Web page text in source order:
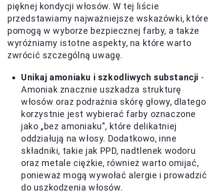
pięknej kondycji włosów. W tej liście
przedstawiamy najważniejsze wskazówki, które
pomogą w wyborze bezpiecznej farby, a także
wyróżniamy istotne aspekty, na które warto
zwrócić szczególną uwagę.
Unikaj amoniaku i szkodliwych substancji -
Amoniak znacznie uszkadza strukturę
włosów oraz podrażnia skórę głowy, dlatego
korzystnie jest wybierać farby oznaczone
jako „bez amoniaku”, które delikatniej
oddziałują na włosy. Dodatkowo, inne
składniki, takie jak PPD, nadtlenek wodoru
oraz metale ciężkie, również warto omijać,
ponieważ mogą wywołać alergie i prowadzić
do uszkodzenia włosów.